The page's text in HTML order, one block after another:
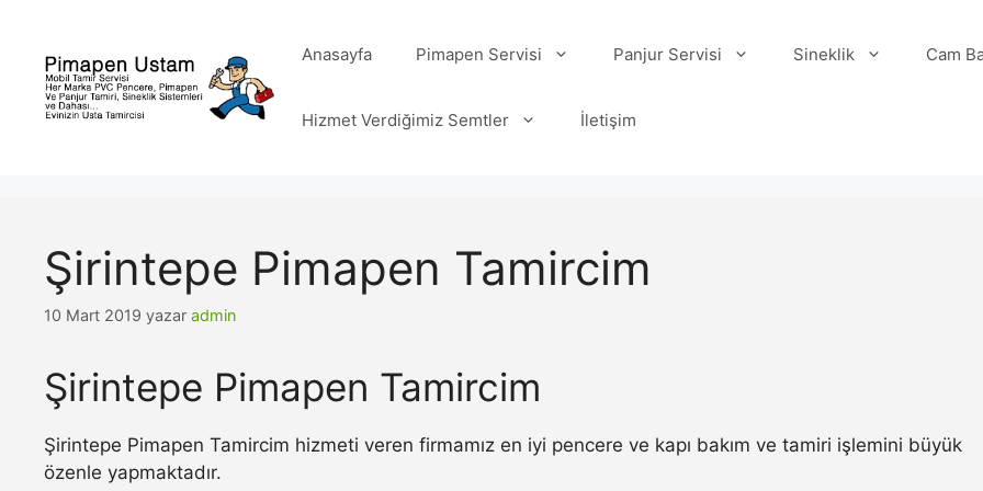
Anasayfa Pimapen Servisi Panjur Servisi Sineklik Cam
Hizmet Verdiğimiz Semtler İletişim
Şirintepe Pimapen Tamircim
10 Mart 2019 yazar admin
Şirintepe Pimapen Tamircim
Şirintepe Pimapen Tamircim hizmeti veren firmamız en iyi pencere ve kapı bakım ve tamiri işlemini büyük
özenle yapmaktadır.